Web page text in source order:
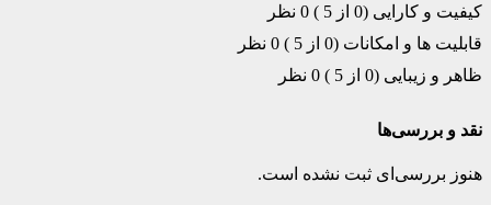
کیفیت و کارایی (0 از 5 )
0 نظر
قابلیت ها و امکانات (0 از 5 )
0 نظر
ظاهر و زیبایی (0 از 5 )
0 نظر
نقد و بررسی‌ها
هنوز بررسی‌ای ثبت نشده است.